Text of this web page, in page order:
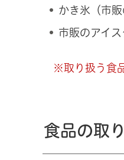
かき氷（市
市販のアイ
※取り扱う食
食品の取